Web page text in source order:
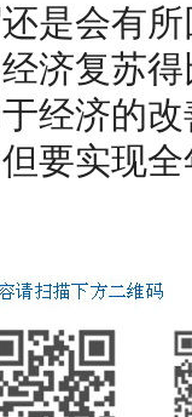
是会有
济复苏
经济的
要实现